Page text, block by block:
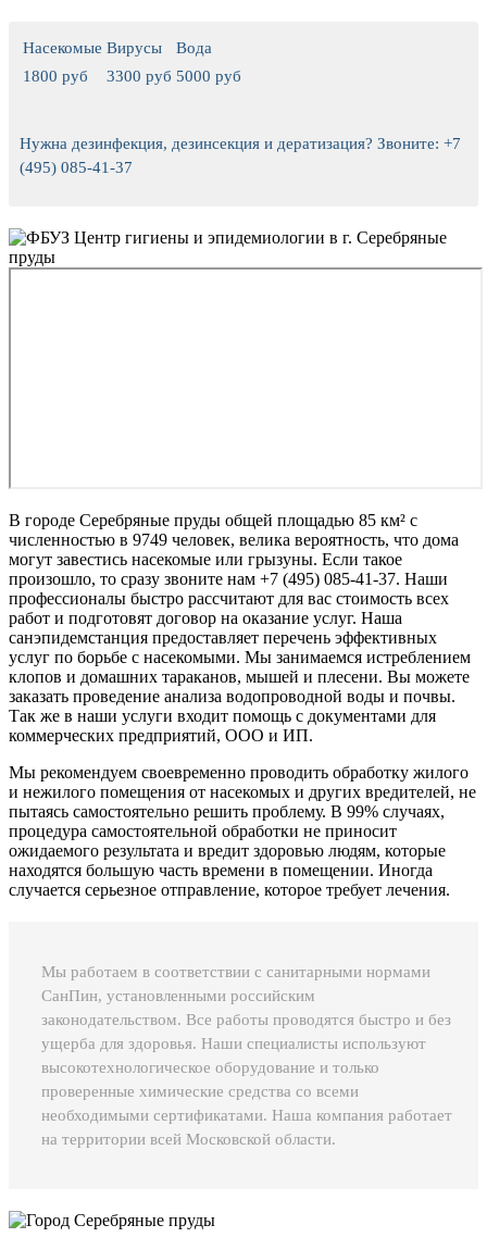
Насекомые Вирусы
Вода
1800 руб
3300 руб 5000 руб
Нужна дезинфекция, дезинсекция и дератизация? Звоните: +7
(495) 085-41-37
В городе Серебряные пруды общей площадью 85 км² с
численностью в 9749 человек, велика вероятность, что дома
могут завестись насекомые или грызуны. Если такое
произошло, то сразу звоните нам +7 (495) 085-41-37. Наши
профессионалы быстро рассчитают для вас стоимость всех
работ и подготовят договор на оказание услуг. Наша
санэпидемстанция предоставляет перечень эффективных
услуг по борьбе с насекомыми. Мы занимаемся истреблением
клопов и домашних тараканов, мышей и плесени. Вы можете
заказать проведение анализа водопроводной воды и почвы.
Так же в наши услуги входит помощь с документами для
коммерческих предприятий, ООО и ИП.
Мы рекомендуем своевременно проводить обработку жилого
и нежилого помещения от насекомых и других вредителей, не
пытаясь самостоятельно решить проблему. В 99% случаях,
процедура самостоятельной обработки не приносит
ожидаемого результата и вредит здоровью людям, которые
находятся большую часть времени в помещении. Иногда
случается серьезное отправление, которое требует лечения.
Мы работаем в соответствии с санитарными нормами
СанПин, установленными российским
законодательством. Все работы проводятся быстро и без
ущерба для здоровья. Наши специалисты используют
высокотехнологическое оборудование и только
проверенные химические средства со всеми
необходимыми сертификатами. Наша компания работает
на территории всей Московской области.